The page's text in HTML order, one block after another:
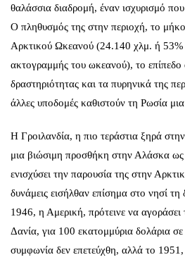
θαλάσσια διαδρομή, έναν ισχυρισμό
Ο πληθυσμός της στην περιοχή, το
Αρκτικού Ωκεανού (24.140 χλμ. ή 53%
ακτογραμμής του ωκεανού), το επίπεδο
δραστηριότητας και τα πυρηνικά της
άλλες υποδομές καθιστούν τη Ρωσία
Η Γροιλανδία, η πιο τεράστια ξηρά
μια βιώσιμη προσθήκη στην Αλάσκα
ενισχύσει την παρουσία της στην
δυνάμεις εισήλθαν επίσημα στο νησί
1946, η Αμερική, πρότεινε να αγοράσει
Δανία, για 100 εκατομμύρια δολάρια
συμφωνία δεν επετεύχθη, αλλά το